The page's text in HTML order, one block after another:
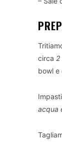
circa 2
bowl e
acqua